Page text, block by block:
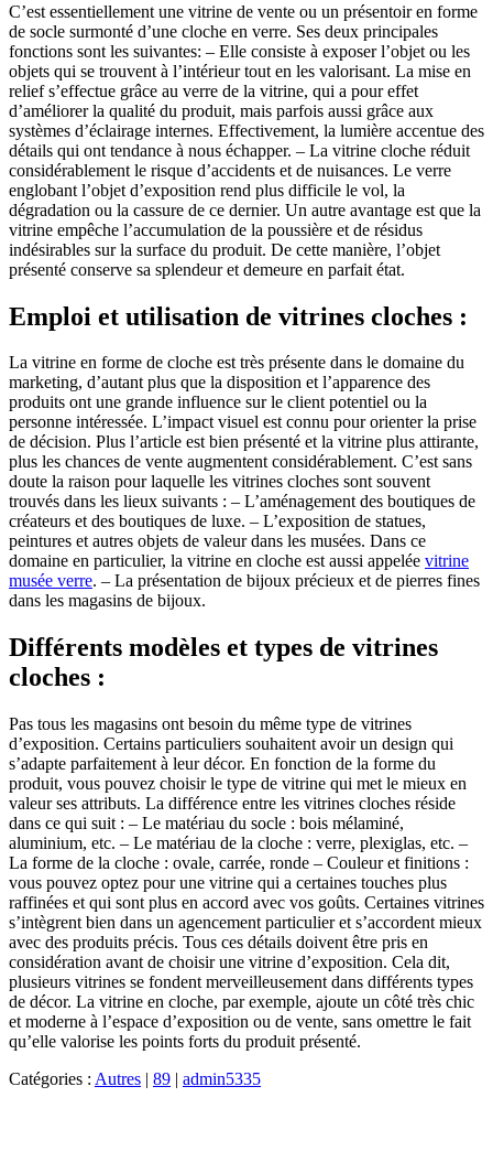
C’est essentiellement une vitrine de vente ou un présentoir en forme
de socle surmonté d’une cloche en verre. Ses deux principales
fonctions sont les suivantes: – Elle consiste à exposer l’objet ou les
objets qui se trouvent à l’intérieur tout en les valorisant. La mise en
relief s’effectue grâce au verre de la vitrine, qui a pour effet
d’améliorer la qualité du produit, mais parfois aussi grâce aux
systèmes d’éclairage internes. Effectivement, la lumière accentue des
détails qui ont tendance à nous échapper. – La vitrine cloche réduit
considérablement le risque d’accidents et de nuisances. Le verre
englobant l’objet d’exposition rend plus difficile le vol, la
dégradation ou la cassure de ce dernier. Un autre avantage est que la
vitrine empêche l’accumulation de la poussière et de résidus
indésirables sur la surface du produit. De cette manière, l’objet
présenté conserve sa splendeur et demeure en parfait état.
Emploi et utilisation de vitrines cloches :
La vitrine en forme de cloche est très présente dans le domaine du
marketing, d’autant plus que la disposition et l’apparence des
produits ont une grande influence sur le client potentiel ou la
personne intéressée. L’impact visuel est connu pour orienter la prise
de décision. Plus l’article est bien présenté et la vitrine plus attirante,
plus les chances de vente augmentent considérablement. C’est sans
doute la raison pour laquelle les vitrines cloches sont souvent
trouvés dans les lieux suivants : – L’aménagement des boutiques de
créateurs et des boutiques de luxe. – L’exposition de statues,
peintures et autres objets de valeur dans les musées. Dans ce
domaine en particulier, la vitrine en cloche est aussi appelée vitrine
musée verre. – La présentation de bijoux précieux et de pierres fines
dans les magasins de bijoux.
Différents modèles et types de vitrines
cloches :
Pas tous les magasins ont besoin du même type de vitrines
d’exposition. Certains particuliers souhaitent avoir un design qui
s’adapte parfaitement à leur décor. En fonction de la forme du
produit, vous pouvez choisir le type de vitrine qui met le mieux en
valeur ses attributs. La différence entre les vitrines cloches réside
dans ce qui suit : – Le matériau du socle : bois mélaminé,
aluminium, etc. – Le matériau de la cloche : verre, plexiglas, etc. –
La forme de la cloche : ovale, carrée, ronde – Couleur et finitions :
vous pouvez optez pour une vitrine qui a certaines touches plus
raffinées et qui sont plus en accord avec vos goûts. Certaines vitrines
s’intègrent bien dans un agencement particulier et s’accordent mieux
avec des produits précis. Tous ces détails doivent être pris en
considération avant de choisir une vitrine d’exposition. Cela dit,
plusieurs vitrines se fondent merveilleusement dans différents types
de décor. La vitrine en cloche, par exemple, ajoute un côté très chic
et moderne à l’espace d’exposition ou de vente, sans omettre le fait
qu’elle valorise les points forts du produit présenté.
Catégories : Autres | 89 | admin5335